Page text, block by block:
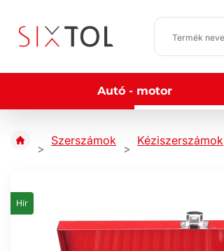
Autó - motor
Szerszámok Kéziszerszámok
Hír